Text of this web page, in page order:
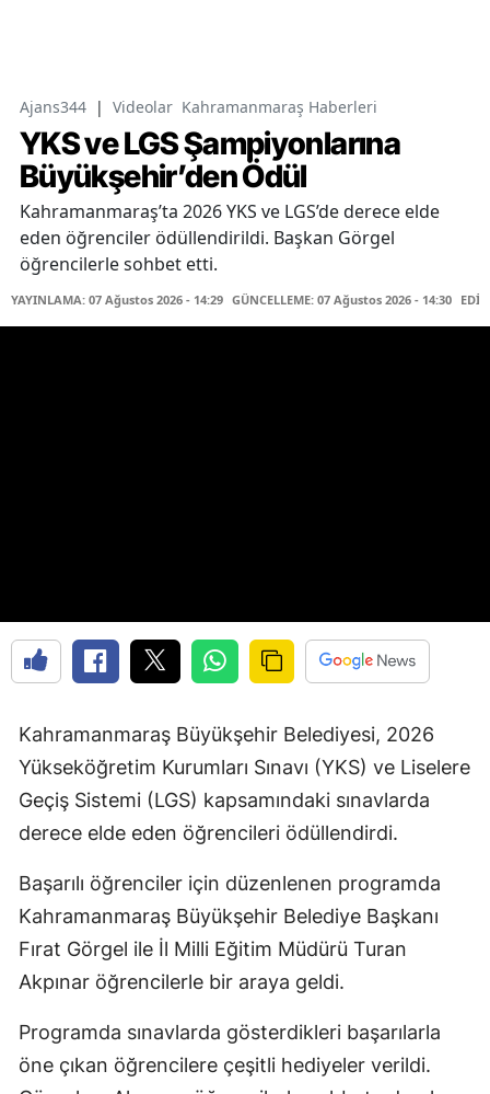
Ajans344 | Videolar Kahramanmaraş Haberleri
YKS ve LGS Şampiyonlarına
Büyükşehir’den Ödül
Kahramanmaraş’ta 2026 YKS ve LGS’de derece elde
eden öğrenciler ödüllendirildi. Başkan Görgel
öğrencilerle sohbet etti.
YAYINLAMA: 07 Ağustos 2026 - 14:29 GÜNCELLEME: 07 Ağustos 2026 - 14:30
Kahramanmaraş Büyükşehir Belediyesi, 2026
Yükseköğretim Kurumları Sınavı (YKS) ve Liselere
Geçiş Sistemi (LGS) kapsamındaki sınavlarda
derece elde eden öğrencileri ödüllendirdi.
Başarılı öğrenciler için düzenlenen programda
Kahramanmaraş Büyükşehir Belediye Başkanı
Fırat Görgel ile İl Milli Eğitim Müdürü Turan
Akpınar öğrencilerle bir araya geldi.
Programda sınavlarda gösterdikleri başarılarla
öne çıkan öğrencilere çeşitli hediyeler verildi.